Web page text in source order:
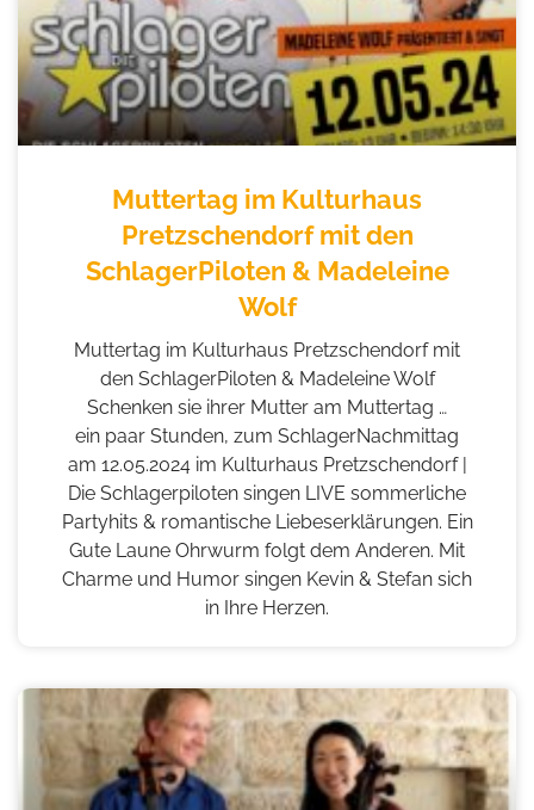
Muttertag im Kulturhaus
Pretzschendorf mit den
SchlagerPiloten & Madeleine
Wolf
Muttertag im Kulturhaus Pretzschendorf mit
den SchlagerPiloten & Madeleine Wolf
Schenken sie ihrer Mutter am Muttertag …
ein paar Stunden, zum SchlagerNachmittag
am 12.05.2024 im Kulturhaus Pretzschendorf |
Die Schlagerpiloten singen LIVE sommerliche
Partyhits & romantische Liebeserklärungen. Ein
Gute Laune Ohrwurm folgt dem Anderen. Mit
Charme und Humor singen Kevin & Stefan sich
in Ihre Herzen.